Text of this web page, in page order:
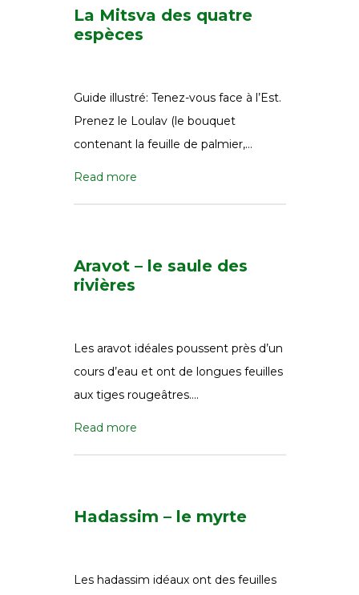
La Mitsva des quatre
espèces
Guide illustré: Tenez-vous face à l’Est.
Prenez le Loulav (le bouquet
contenant la feuille de palmier,…
Read more
Aravot – le saule des
rivières
Les aravot idéales poussent près d’un
cours d’eau et ont de longues feuilles
aux tiges rougeâtres….
Read more
Hadassim – le myrte
Les hadassim idéaux ont des feuilles